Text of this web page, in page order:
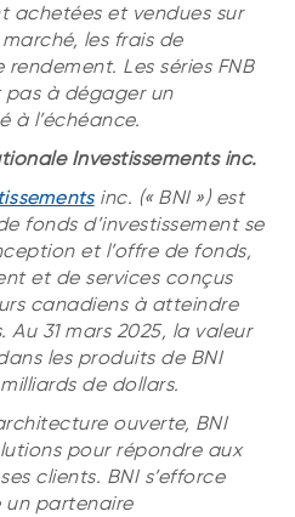
achetées et vendues sur
les frais de
Les séries FNB
pas à dégager un
à l’échéance.
Investissements inc.
inc. (« BNI ») est
fonds d’investissement se
et l’offre de fonds,
et de services conçus
canadiens à atteindre
31 mars 2025, la valeur
les produits de BNI
de dollars.
ouverte, BNI
pour répondre aux
clients. BNI s’efforce
un partenaire